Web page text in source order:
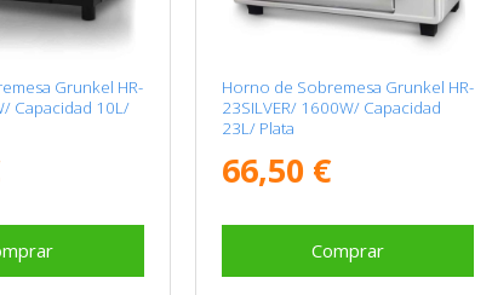
Grunkel HR-
Capacidad 10L/
Horno de Sobremesa Grunkel HR-
23SILVER/ 1600W/ Capacidad
23L/ Plata
66,50 €
Comprar